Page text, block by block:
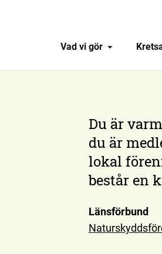
Vad vi gör
Du är
du är
lokal
består en
Länsförbund